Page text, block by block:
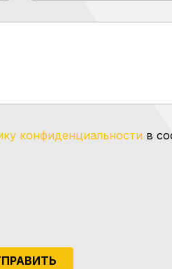
конфиденциальности в